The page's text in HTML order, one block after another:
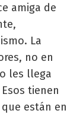
amiga de
La
no en
les llega
tienen
están en